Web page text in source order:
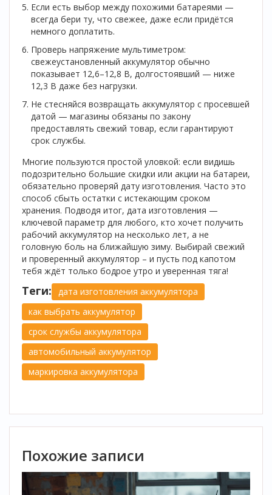
Если есть выбор между похожими батареями —
всегда бери ту, что свежее, даже если придётся
немного доплатить.
Проверь напряжение мультиметром:
свежеустановленный аккумулятор обычно
показывает 12,6–12,8 В, долгостоявший — ниже
12,3 В даже без нагрузки.
Не стесняйся возвращать аккумулятор с просевшей
датой — магазины обязаны по закону
предоставлять свежий товар, если гарантируют
срок службы.
Многие пользуются простой уловкой: если видишь
подозрительно большие скидки или акции на батареи,
обязательно проверяй дату изготовления. Часто это
способ сбыть остатки с истекающим сроком
хранения. Подводя итог, дата изготовления —
ключевой параметр для любого, кто хочет получить
рабочий аккумулятор на несколько лет, а не
головную боль на ближайшую зиму. Выбирай свежий
и проверенный аккумулятор – и пусть под капотом
тебя ждёт только бодрое утро и уверенная тяга!
Теги:
дата изготовления аккумулятора
как выбрать аккумулятор
срок службы аккумулятора
автомобильный аккумулятор
маркировка аккумулятора
Похожие записи